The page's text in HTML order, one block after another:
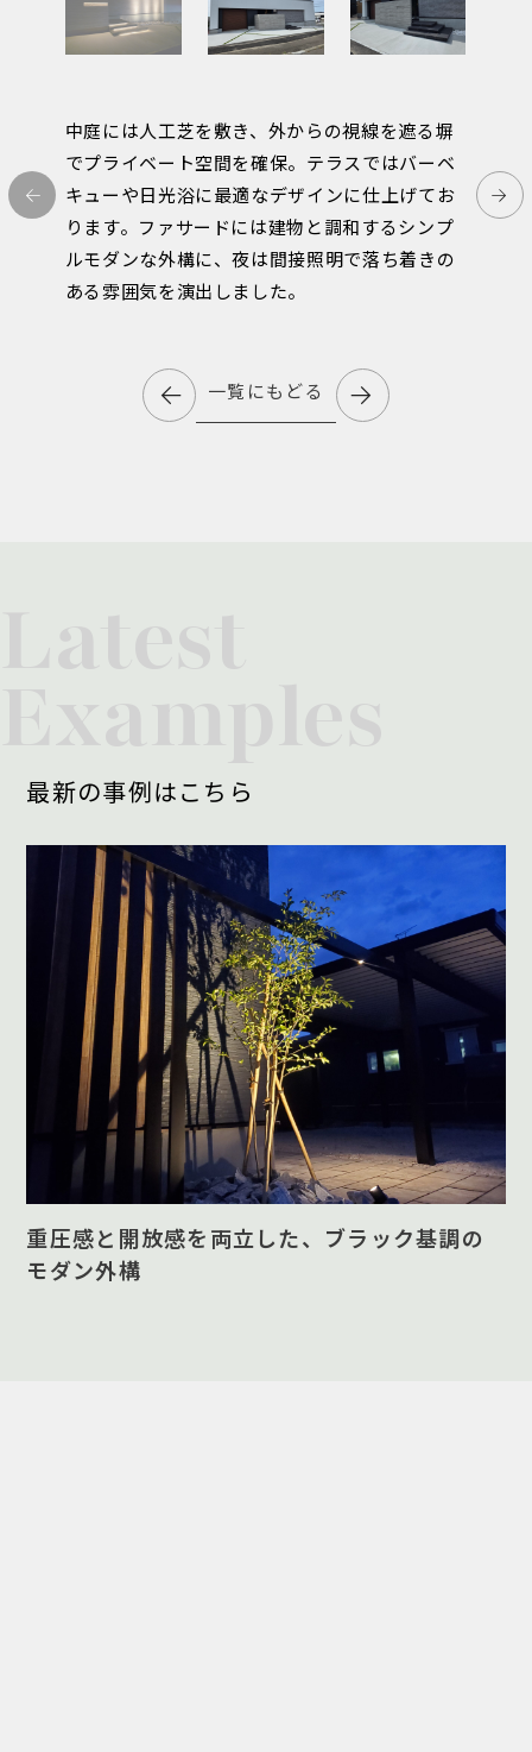
中庭には人工芝を敷き、外からの視線を遮る塀
でプライベート空間を確保。テラスではバーベ
キューや日光浴に最適なデザインに仕上げてお
ります。ファサードには建物と調和するシンプ
ルモダンな外構に、夜は間接照明で落ち着きの
ある雰囲気を演出しました。
一覧にもどる
最新の事例はこちら
重圧感と開放感を両立した、ブラック基調の
モダン外構